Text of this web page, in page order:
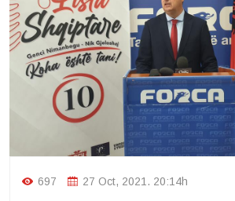
697 27 Oct, 2021. 20:14h